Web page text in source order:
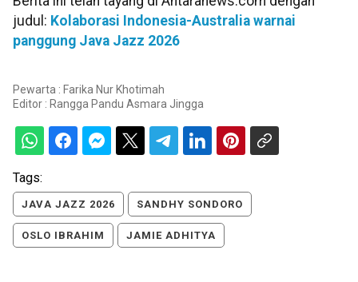
judul: Kolaborasi Indonesia-Australia warnai
panggung Java Jazz 2026
Pewarta : Farika Nur Khotimah
Editor : Rangga Pandu Asmara Jingga
Tags:
JAVA JAZZ 2026 SANDHY SONDORO
OSLO IBRAHIM JAMIE ADHITYA